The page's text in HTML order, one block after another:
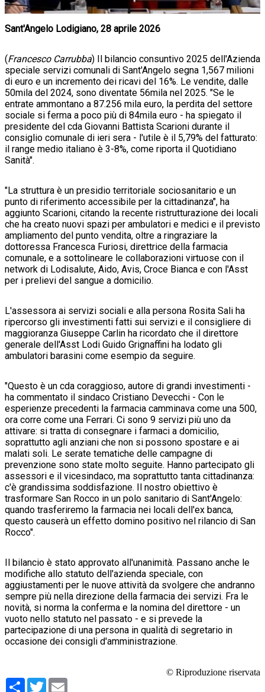
Sant'Angelo Lodigiano, 28 aprile 2026
(Francesco Carrubba) Il bilancio consuntivo 2025 dell'Azienda
speciale servizi comunali di Sant'Angelo segna 1,567 milioni
di euro e un incremento dei ricavi del 16%. Le vendite, dalle
50mila del 2024, sono diventate 56mila nel 2025. "Se le
entrate ammontano a 87.256 mila euro, la perdita del settore
sociale si ferma a poco più di 84mila euro - ha spiegato il
presidente del cda Giovanni Battista Scarioni durante il
consiglio comunale di ieri sera - l'utile è il 5,79% del fatturato:
il range medio italiano è 3-8%, come riporta il Quotidiano
Sanità".
"La struttura è un presidio territoriale sociosanitario e un
punto di riferimento accessibile per la cittadinanza", ha
aggiunto Scarioni, citando la recente ristrutturazione dei locali
che ha creato nuovi spazi per ambulatori e medici e il previsto
ampliamento del punto vendita, oltre a ringraziare la
dottoressa Francesca Furiosi, direttrice della farmacia
comunale, e a sottolineare le collaborazioni virtuose con il
network di Lodisalute, Aido, Avis, Croce Bianca e con l'Asst
per i prelievi del sangue a domicilio.
L'assessora ai servizi sociali e alla persona Rosita Sali ha
ripercorso gli investimenti fatti sui servizi e il consigliere di
maggioranza Giuseppe Carlin ha ricordato che il direttore
generale dell'Asst Lodi Guido Grignaffini ha lodato gli
ambulatori barasini come esempio da seguire.
"Questo è un cda coraggioso, autore di grandi investimenti -
ha commentato il sindaco Cristiano Devecchi - Con le
esperienze precedenti la farmacia camminava come una 500,
ora corre come una Ferrari. Ci sono 9 servizi più uno da
attivare: si tratta di consegnare i farmaci a domicilio,
soprattutto agli anziani che non si possono spostare e ai
malati soli. Le serate tematiche delle campagne di
prevenzione sono state molto seguite. Hanno partecipato gli
assessori e il vicesindaco, ma soprattutto tanta cittadinanza:
c'è grandissima soddisfazione. Il nostro obiettivo è
trasformare San Rocco in un polo sanitario di Sant'Angelo:
quando trasferiremo la farmacia nei locali dell'ex banca,
questo causerà un effetto domino positivo nel rilancio di San
Rocco".
Il bilancio è stato approvato all'unanimità. Passano anche le
modifiche allo statuto dell'azienda speciale, con
aggiustamenti per le nuove attività da svolgere che andranno
sempre più nella direzione della farmacia dei servizi. Fra le
novità, si norma la conferma e la nomina del direttore - un
vuoto nello statuto nel passato - e si prevede la
partecipazione di una persona in qualità di segretario in
occasione dei consigli d'amministrazione.
© Riproduzione riservata
Condividi
Twitter